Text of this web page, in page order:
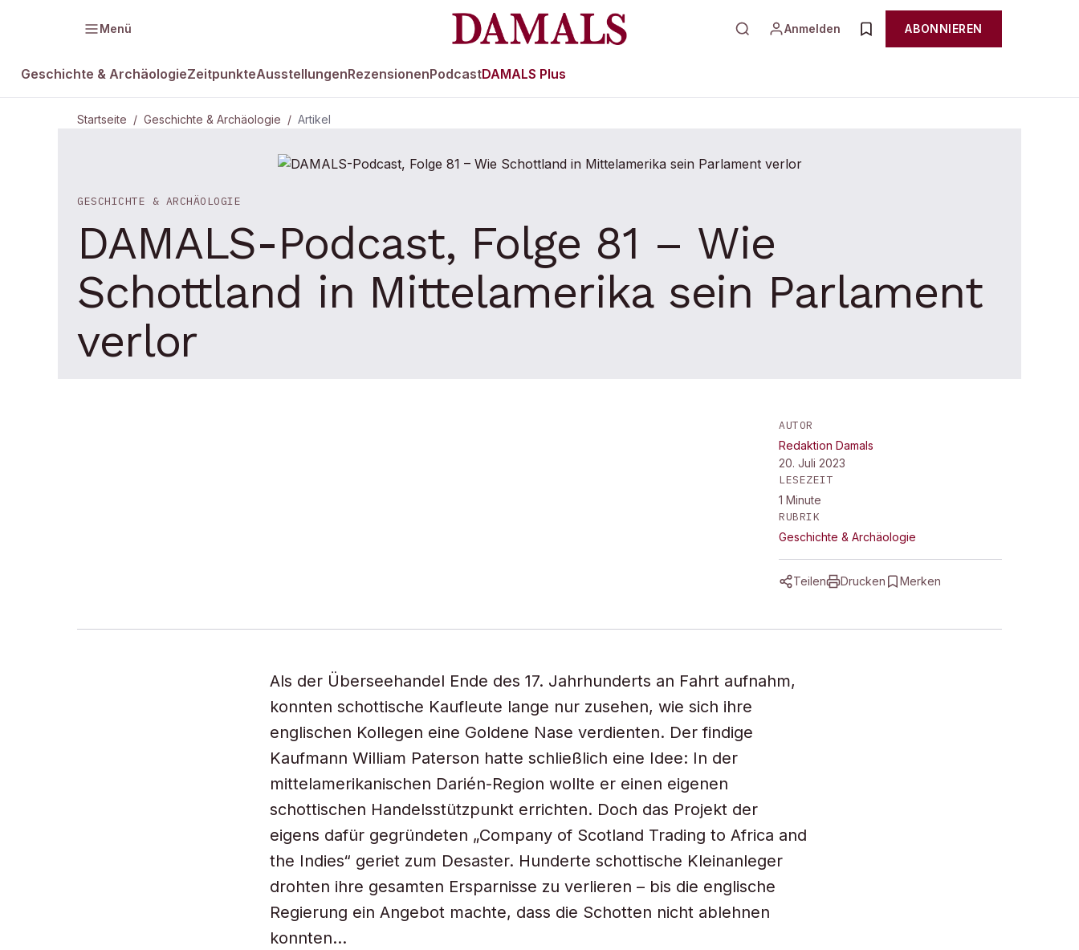
Menü Anmelden ABONNIEREN
Geschichte & ArchäologieZeitpunkteAusstellungenRezensionenPodcastDAMALS Plus
Startseite / Geschichte & Archäologie / Artikel
GESCHICHTE & ARCHÄOLOGIE
DAMALS-Podcast, Folge 81 – Wie
Schottland in Mittelamerika sein Parlament
verlor
AUTOR
Redaktion Damals
20. Juli 2023
LESEZEIT
1 Minute
RUBRIK
Geschichte & Archäologie
Teilen Drucken Merken
Als der Überseehandel Ende des 17. Jahrhunderts an Fahrt aufnahm,
konnten schottische Kaufleute lange nur zusehen, wie sich ihre
englischen Kollegen eine Goldene Nase verdienten. Der findige
Kaufmann William Paterson hatte schließlich eine Idee: In der
mittelamerikanischen Darién-Region wollte er einen eigenen
schottischen Handelsstützpunkt errichten. Doch das Projekt der
eigens dafür gegründeten „Company of Scotland Trading to Africa and
the Indies“ geriet zum Desaster. Hunderte schottische Kleinanleger
drohten ihre gesamten Ersparnisse zu verlieren – bis die englische
Regierung ein Angebot machte, dass die Schotten nicht ablehnen
konnten…